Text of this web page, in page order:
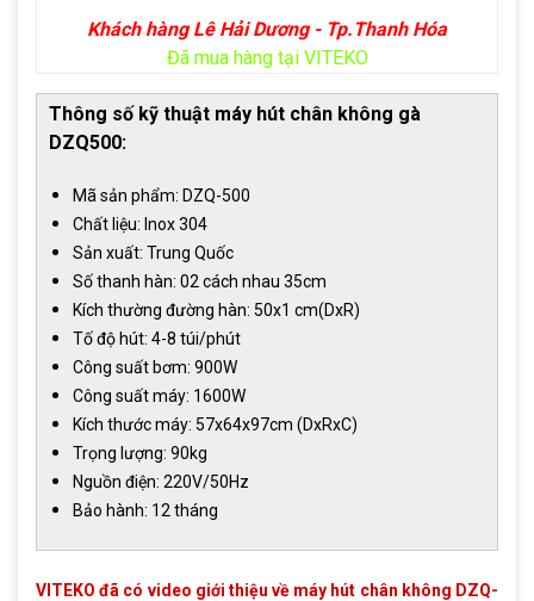
Khách hàng Lê Hải Dương - Tp.Thanh Hóa
Đã mua hàng tại VITEKO
Thông số kỹ thuật máy hút chân không gà
DZQ500:
Mã sản phẩm: DZQ-500
Chất liệu: Inox 304
Sản xuất: Trung Quốc
Số thanh hàn: 02 cách nhau 35cm
Kích thường đường hàn: 50x1 cm(DxR)
Tố độ hút: 4-8 túi/phút
Công suất bơm: 900W
Công suất máy: 1600W
Kích thước máy: 57x64x97cm (DxRxC)
Trọng lượng: 90kg
Nguồn điện: 220V/50Hz
Bảo hành: 12 tháng
VITEKO đã có video giới thiệu về máy hút chân không DZQ-